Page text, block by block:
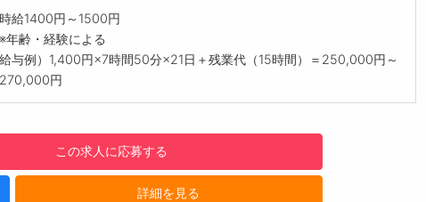
・商品知識および販売のロールプレイングあり◎
◆おおよそ6ヵ月程度で、基本的な手続きを身につけることができま
す。（※個人差あり）
【職場の雰囲気・社風】
・スタッフの多数が業界・業種未経験スタート！
社内設備】
・個人ロッカー
冷蔵庫
時給1400円～1500円
※年齢・経験による
給与例）1,400円×7時間50分×21日＋残業代（15時間）＝250,000円～
270,000円
この求人に応募する
詳細を見る